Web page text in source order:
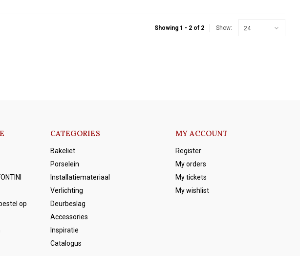
Showing 1 - 2 of 2 Show: 24
op
CATEGORIES
Bakeliet
Porselein
Installatiemateriaal
Verlichting
Deurbeslag
Accessories
Inspiratie
Catalogus
MY ACCOUNT
Register
My orders
My tickets
My wishlist